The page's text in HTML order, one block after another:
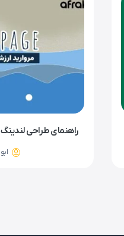
راهنمای طراحی